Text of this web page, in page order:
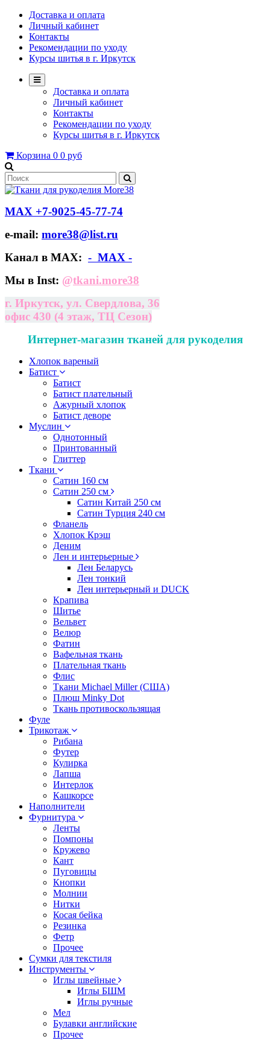
Доставка и оплата
Личный кабинет
Контакты
Рекомендации по уходу
Курсы шитья в г. Иркутск
Доставка и оплата
Личный кабинет
Контакты
Рекомендации по уходу
Курсы шитья в г. Иркутск
Корзина 0 0 руб
МАХ +7-9025-45-77-74
e-mail: more38@list.ru
Канал в МАХ: - МАХ -
Мы в Inst: @tkani.more38
г. Иркутск, ул. Свердлова, 36
офис 430 (4 этаж, ТЦ Сезон)
Интернет-магазин тканей для рукоделия
Хлопок вареный
Батист
Батист
Батист плательный
Ажурный хлопок
Батист деворе
Муслин
Однотонный
Принтованный
Глиттер
Ткани
Сатин 160 см
Сатин 250 см
Сатин Китай 250 см
Сатин Турция 240 см
Фланель
Хлопок Крэш
Деним
Лен и интерьерные
Лен Беларусь
Лен тонкий
Лен интерьерный и DUCK
Крапива
Шитье
Вельвет
Велюр
Фатин
Вафельная ткань
Плательная ткань
Флис
Ткани Michael Miller (США)
Плюш Minky Dot
Ткань противоскользящая
Фуле
Трикотаж
Рибана
Футер
Кулирка
Лапша
Интерлок
Кашкорсе
Наполнители
Фурнитура
Ленты
Помпоны
Кружево
Кант
Пуговицы
Кнопки
Молнии
Нитки
Косая бейка
Резинка
Фетр
Прочее
Сумки для текстиля
Инструменты
Иглы швейные
Иглы БШМ
Иглы ручные
Мел
Булавки английские
Прочее